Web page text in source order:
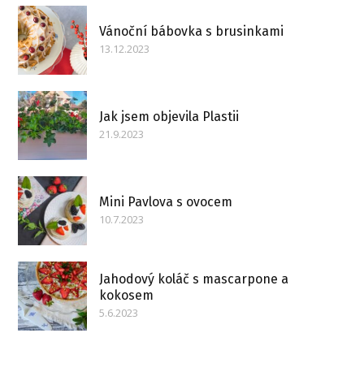
Vánoční bábovka s brusinkami
13.12.2023
Jak jsem objevila Plastii
21.9.2023
Mini Pavlova s ovocem
10.7.2023
Jahodový koláč s mascarpone a
kokosem
5.6.2023